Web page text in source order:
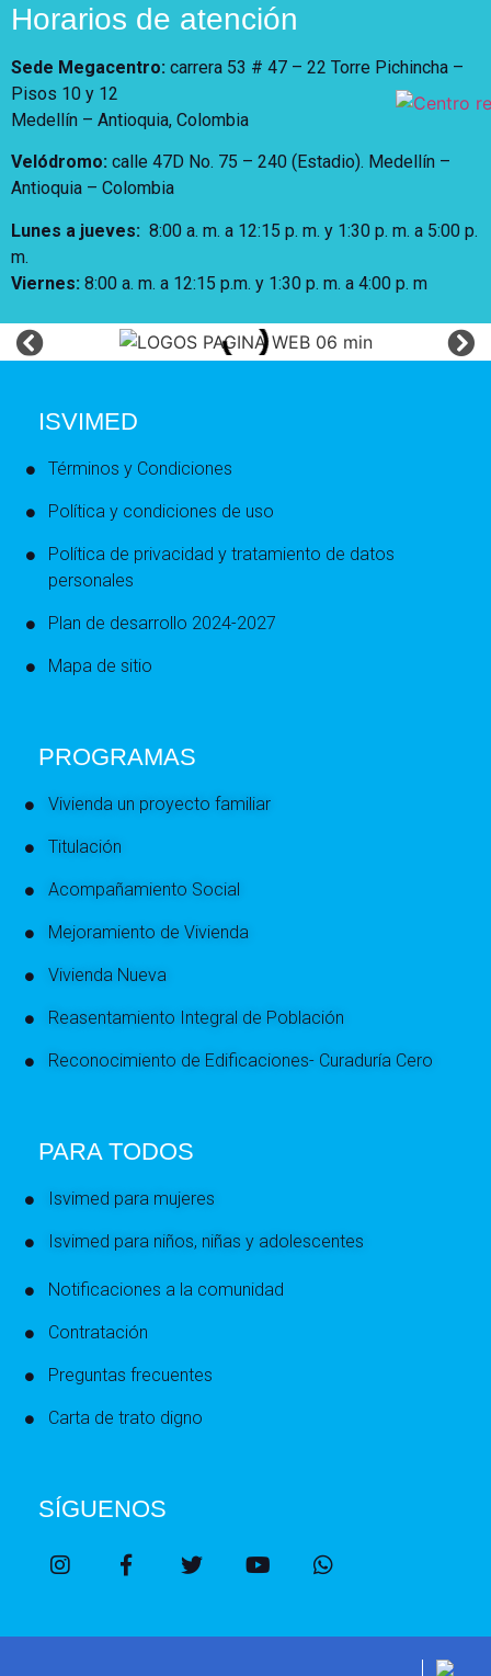
Horarios de atención
Sede Megacentro: carrera 53 # 47 – 22 Torre Pichincha –
Pisos 10 y 12
Medellín – Antioquia, Colombia
Velódromo: calle 47D No. 75 – 240 (Estadio). Medellín –
Antioquia – Colombia
Lunes a jueves: 8:00 a. m. a 12:15 p. m. y 1:30 p. m. a 5:00 p.
m.
Viernes: 8:00 a. m. a 12:15 p.m. y 1:30 p. m. a 4:00 p. m
ISVIMED
Términos y Condiciones
Política y condiciones de uso
Política de privacidad y tratamiento de datos
personales
Plan de desarrollo 2024-2027
Mapa de sitio
PROGRAMAS
Vivienda un proyecto familiar
Titulación
Acompañamiento Social
Mejoramiento de Vivienda
Vivienda Nueva
Reasentamiento Integral de Población
Reconocimiento de Edificaciones- Curaduría Cero
PARA TODOS
Isvimed para mujeres
Isvimed para niños, niñas y adolescentes
Notificaciones a la comunidad
Contratación
Preguntas frecuentes
Carta de trato digno
SÍGUENOS